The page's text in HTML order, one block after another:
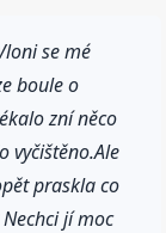
se mé
boule o
zní něco
vyčištěno.Ale
praskla co
jí moc